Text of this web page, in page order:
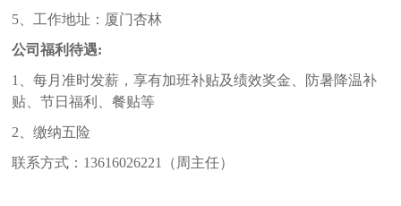
5、工作地址：厦门杏林
公司福利待遇:
1、每月准时发薪，享有加班补贴及绩效奖金、防暑降温补
贴、节日福利、餐贴等
2、缴纳五险
联系方式：13616026221（周主任）